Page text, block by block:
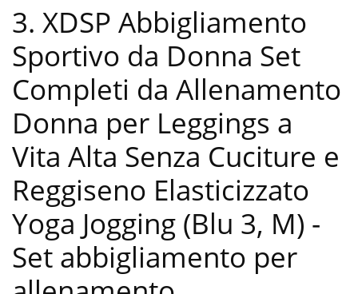
3. XDSP Abbigliamento
Sportivo da Donna Set
Completi da Allenamento
Donna per Leggings a
Vita Alta Senza Cuciture e
Reggiseno Elasticizzato
Yoga Jogging (Blu 3, M) -
Set abbigliamento per